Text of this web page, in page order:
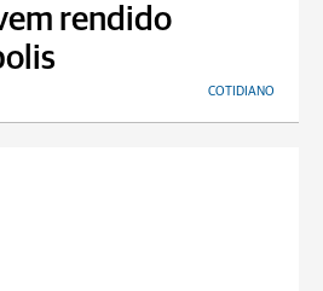
rendido
COTIDIANO